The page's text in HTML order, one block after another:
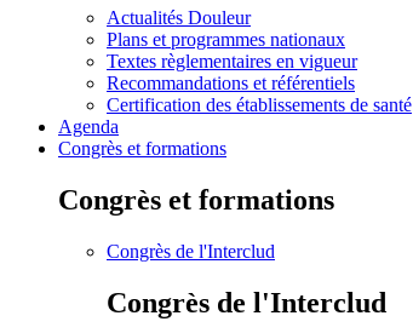
Actualités Douleur
Plans et programmes nationaux
Textes règlementaires en vigueur
Recommandations et référentiels
Certification des établissements de santé
Agenda
Congrès et formations
Congrès et formations
Congrès de l'Interclud
Congrès de l'Interclud